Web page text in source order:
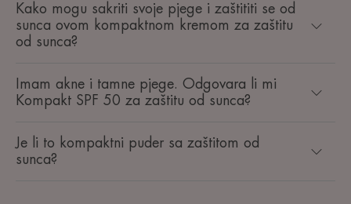
Kako mogu sakriti svoje pjege i zaštititi se od
sunca ovom kompaktnom kremom za zaštitu
od sunca?
Imam akne i tamne pjege. Odgovara li mi
Kompakt SPF 50 za zaštitu od sunca?
Je li to kompaktni puder sa zaštitom od
sunca?